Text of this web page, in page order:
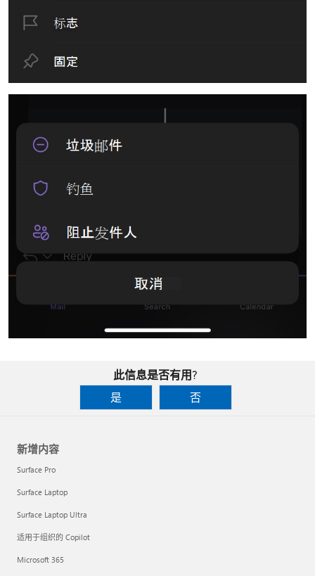
此信息是否有用?
是
否
新增内容
Surface Pro
Surface Laptop
Surface Laptop Ultra
适用于组织的 Copilot
Microsoft 365